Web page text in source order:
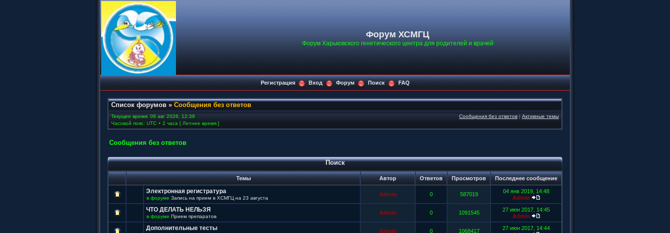
Форум ХСМГЦ
Форум Харьковского генетического центра для родителей и врачей
Регистрация Вход Форум Поиск FAQ
Список форумов » Сообщения без ответов
Текущее время: 08 авг 2026, 12:39
Часовой пояс: UTC + 2 часа [ Летнее время ]
Сообщения без ответов | Активные темы
Сообщения без ответов
Поиск
Темы Автор Ответов Просмотров Последнее сообщение
Электронная регистратура
в форуме Запись на прием в ХСМГЦ на 23 августа
Admin 0 587019
04 янв 2019, 14:48
Admin
ЧТО ДЕЛАТЬ НЕЛЬЗЯ
в форуме Прием препаратов
Admin 0 1091545
27 июн 2017, 14:45
Admin
Дополнительные тесты Admin 0 1068417
27 июн 2017, 14:44